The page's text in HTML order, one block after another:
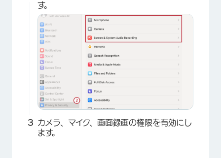
×
す。
カメラ、マイク、画面録画の権限を有効にし
ます。